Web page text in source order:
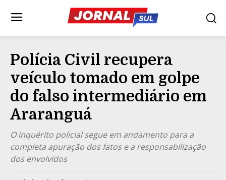
Polícia Civil recupera
veículo tomado em golpe
do falso intermediário em
Araranguá
O inquérito policial segue em andamento para a
completa apuração dos fatos e a responsabilização
dos envolvidos